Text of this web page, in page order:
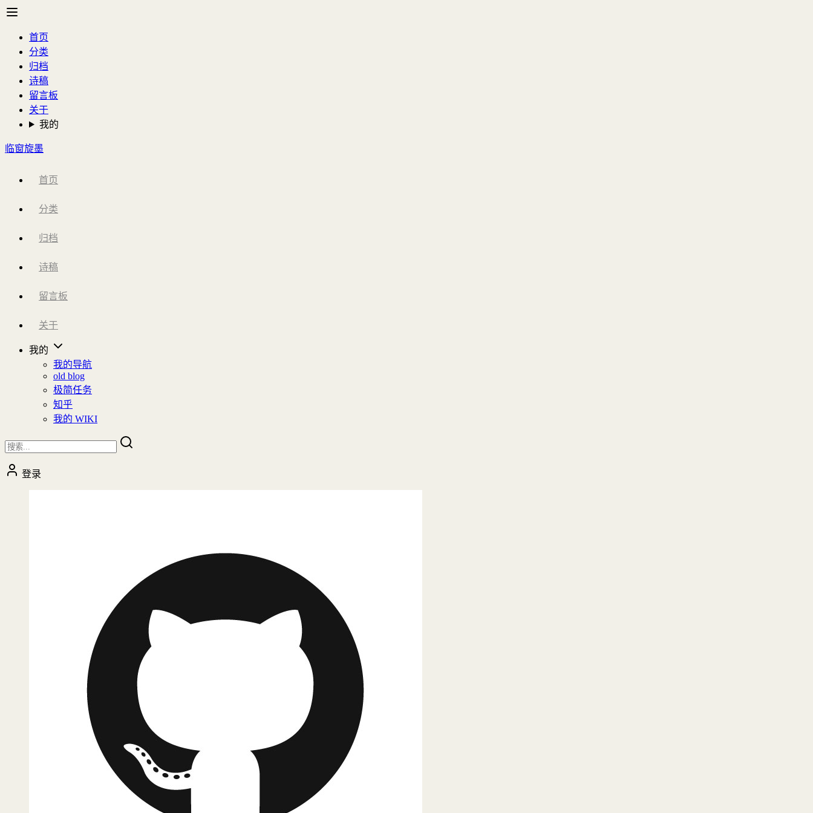
首页
分类
归档
诗稿
留言板
关于
我的
临窗旋墨
首页
分类
归档
诗稿
留言板
关于
我的
我的导航
old blog
极简任务
知乎
我的 WIKI
登录